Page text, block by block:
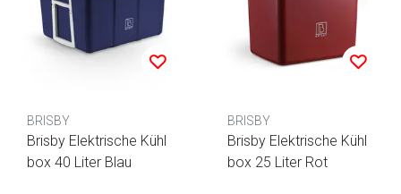
BRISBY
Brisby Elektrische Kühl
box 40 Liter Blau
BRISBY
Brisby Elektrische Kühl
box 25 Liter Rot